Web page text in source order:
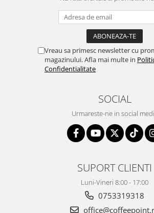
Vreau sa primesc newsletter cu
magazinului. Afla mai multe in
Confidentialitate
SOCIAL
Urmareste-ne in social
SUPORT CLIENTI
Luni-Vineri 8:00 - 17:00
0753319318